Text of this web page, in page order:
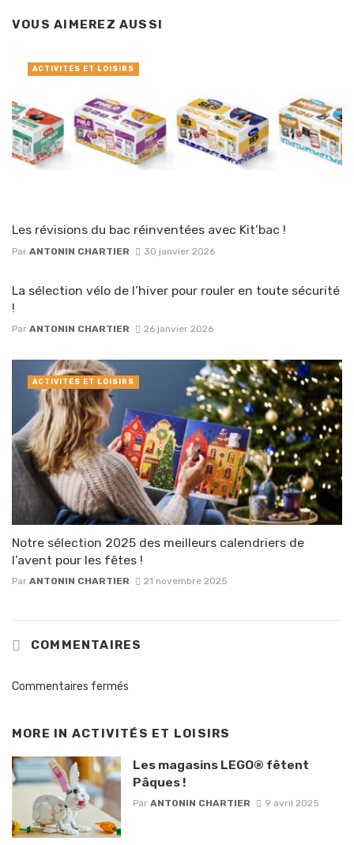
VOUS AIMEREZ AUSSI
Les révisions du bac réinventées avec Kit’bac !
Par ANTONIN CHARTIER 30 janvier 2026
ACTIVITÉS ET LOISIRS
La sélection vélo de l’hiver pour rouler en toute sécurité
!
Par ANTONIN CHARTIER 26 janvier 2026
Notre sélection 2025 des meilleurs calendriers de
l’avent pour les fêtes !
Par ANTONIN CHARTIER 21 novembre 2025
ACTIVITÉS ET LOISIRS
COMMENTAIRES
Commentaires fermés
MORE IN ACTIVITÉS ET LOISIRS
Les magasins LEGO® fêtent
Pâques !
Par ANTONIN CHARTIER 9 avril 2025